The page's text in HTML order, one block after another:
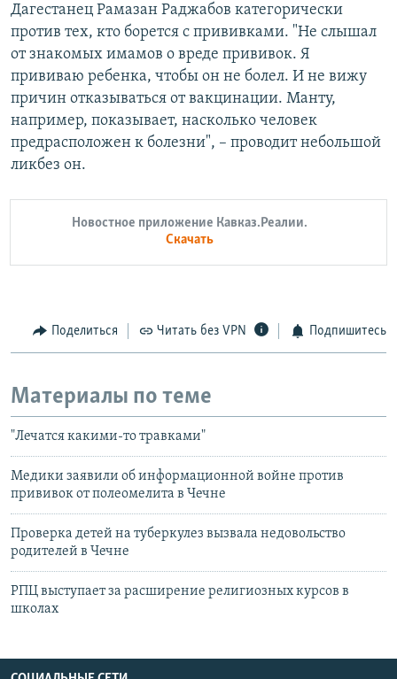
Дагестанец Рамазан Раджабов категорически
против тех, кто борется с прививками. "Не слышал
от знакомых имамов о вреде прививок. Я
прививаю ребенка, чтобы он не болел. И не вижу
причин отказываться от вакцинации. Манту,
например, показывает, насколько человек
предрасположен к болезни", – проводит небольшой
ликбез он.
Новостное приложение Кавказ.Реалии.
Скачать
Поделиться Читать без VPN Подпишитесь
Материалы по теме
"Лечатся какими-то травками"
Медики заявили об информационной войне против
прививок от полеомелита в Чечне
Проверка детей на туберкулез вызвала недовольство
родителей в Чечне
РПЦ выступает за расширение религиозных курсов в
школах